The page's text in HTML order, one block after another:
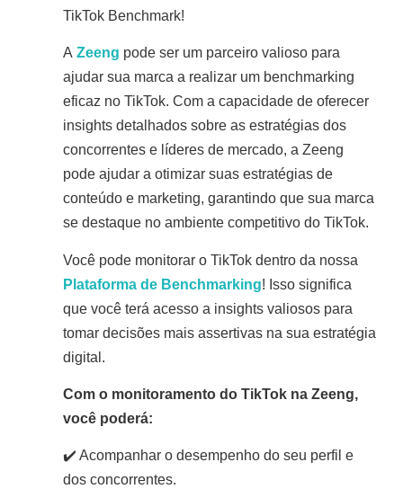
TikTok Benchmark!
A Zeeng pode ser um parceiro valioso para
ajudar sua marca a realizar um benchmarking
eficaz no TikTok. Com a capacidade de oferecer
insights detalhados sobre as estratégias dos
concorrentes e líderes de mercado, a Zeeng
pode ajudar a otimizar suas estratégias de
conteúdo e marketing, garantindo que sua marca
se destaque no ambiente competitivo do TikTok.
Você pode monitorar o TikTok dentro da nossa
Plataforma de Benchmarking! Isso significa
que você terá acesso a insights valiosos para
tomar decisões mais assertivas na sua estratégia
digital.
Com o monitoramento do TikTok na Zeeng,
você poderá:
✔️ Acompanhar o desempenho do seu perfil e
dos concorrentes.